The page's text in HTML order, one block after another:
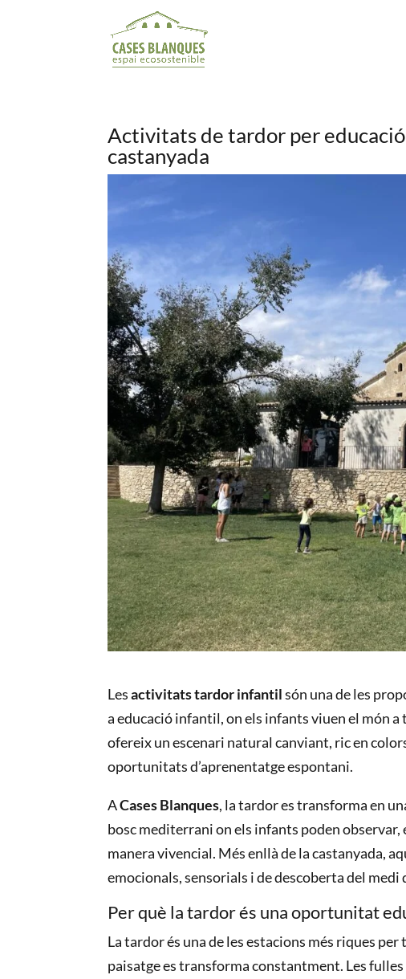
Activitats de tardor per
castanyada
Lesactivitats tardor infantilsón una de les
a educació infantil, on els infants viuen el món
ofereix un escenari natural canviant, ric en
oportunitats d’aprenentatge espontani.
ACases Blanques, la tardor es transforma en
bosc mediterrani on els infants poden
manera vivencial. Més enllà de la castanyada,
emocionals, sensorials i de descoberta del
Per què la tardor és una oportunitat
La tardor és una de les estacions més riques
paisatge es transforma constantment. Les